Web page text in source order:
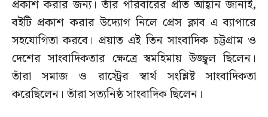
প্রকাশ করার জন্য। তাঁর পরিবারের প্রতি আহ্বান জানাই,
বইটি প্রকাশ করার উদ্যোগ নিলে প্রেস ক্লাব এ ব্যাপারে
সহযোগিতা করবে। প্রয়াত এই তিন সাংবাদিক চট্টগ্রাম ও
দেশের সাংবাদিকতার ক্ষেত্রে স্বমহিমায় উজ্জ্বল ছিলেন।
তাঁরা সমাজ ও রাস্ট্রের স্বার্থ সংশ্লিষ্ট সাংবাদিকতা
করেছিলেন। তাঁরা সত্যনিষ্ঠ সাংবাদিক ছিলেন।